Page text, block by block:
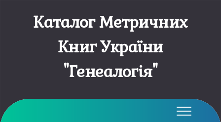
Каталог Метричних
Книг України
"Генеалогія"